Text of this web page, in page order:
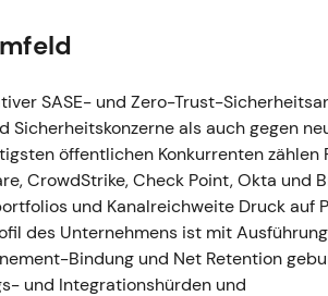
Bedenken hinsichtlich
- Technisch: Abrupter, massiver
mit Konsolidierung auf deutlich
- Ergebnis: Aktueller Kurs:
und der anschließenden Volatilität
die Investorenmeinungen bleiben
einen und Skeptikern hinsichtlich
SASE- und Zero-Trust-
Sicherheitskonzerne als auch gegen
öffentlichen Konkurrenten zählen
CrowdStrike, Check Point, Okta und
und Kanalreichweite Druck auf
des Unternehmens ist mit
Bindung und Net Retention
und Integrationshürden und